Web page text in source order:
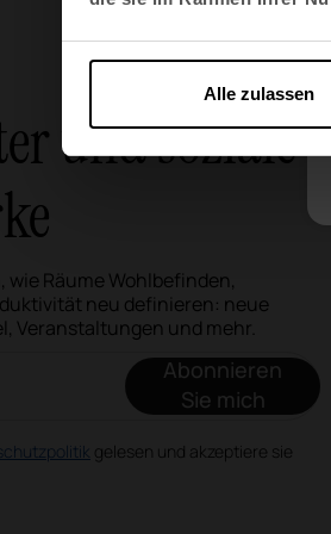
Alle zulassen
und soziale
wie Räume Wohlbefinden,
neu definieren: neue
Veranstaltungen und mehr.
Abonnieren
Sie mich
gelesen und akzeptiere sie